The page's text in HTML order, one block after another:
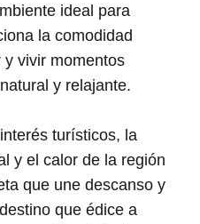
ideal para
la comodidad
y vivir momentos
y relajante.
turísticos, la
y el calor de la región
que une descanso y
que édice a